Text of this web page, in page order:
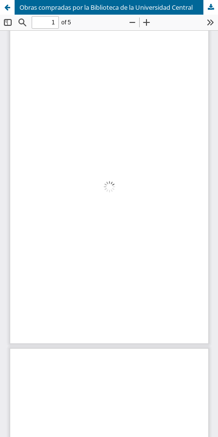
Obras compradas por la Biblioteca de la Universidad Central